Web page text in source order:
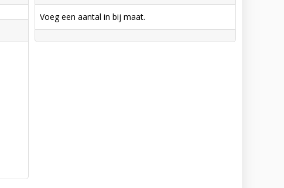
Voeg een aantal in bij maat.